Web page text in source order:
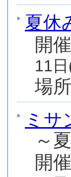
夏休
開
11
場
ミサ
～
開